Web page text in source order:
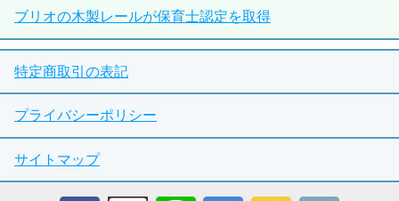
ブリオの木製レールが保育士認定を取得
特定商取引の表記
プライバシーポリシー
サイトマップ